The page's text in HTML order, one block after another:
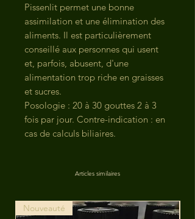
Pissenlit permet une bonne
assimilation et une élimination des
aliments. Il est particulièrement
conseillé aux personnes qui usent
et, parfois, abusent, d'une
alimentation trop riche en graisses
et sucres.
Posologie : 20 à 30 gouttes 2 à 3
fois par jour. Contre-indication : en
cas de calculs biliaires.
Articles similaires
Nouveauté